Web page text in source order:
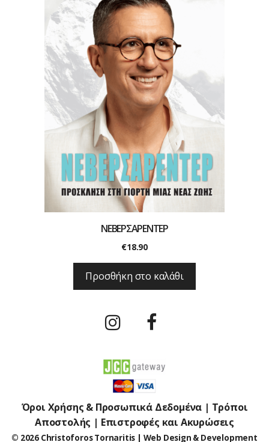
ΝΕΒΕΡΣΑΡΕΝΤΕΡ
€18.90
Προσθήκη στο καλάθι
Όροι Χρήσης & Προσωπικά Δεδομένα | Τρόποι
Αποστολής | Επιστροφές και Ακυρώσεις
© 2026 Christoforos Tornaritis | Web Design & Development